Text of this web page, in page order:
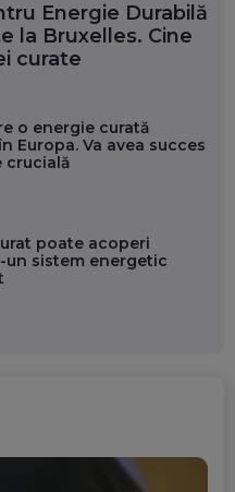
o nuntă de
un site dedicat
înapoi în bazin:
nostru la
Energie Durabilă
la Bruxelles. Cine
curate
o energie curată
Europa. Va avea succes
crucială
poate acoperi
sistem energetic